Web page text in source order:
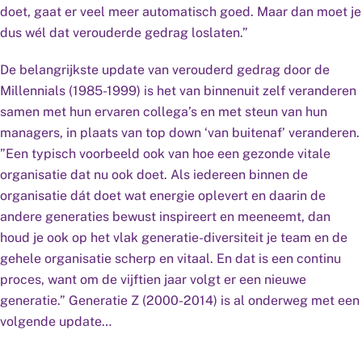
doet, gaat er veel meer automatisch goed. Maar dan moet je
dus wél dat verouderde gedrag loslaten.”
De belangrijkste update van verouderd gedrag door de
Millennials (1985-1999) is het van binnenuit zelf veranderen
samen met hun ervaren collega’s en met steun van hun
managers, in plaats van top down ‘van buitenaf’ veranderen.
”Een typisch voorbeeld ook van hoe een gezonde vitale
organisatie dat nu ook doet. Als iedereen binnen de
organisatie dát doet wat energie oplevert en daarin de
andere generaties bewust inspireert en meeneemt, dan
houd je ook op het vlak generatie-diversiteit je team en de
gehele organisatie scherp en vitaal. En dat is een continu
proces, want om de vijftien jaar volgt er een nieuwe
generatie.” Generatie Z (2000-2014) is al onderweg met een
volgende update…